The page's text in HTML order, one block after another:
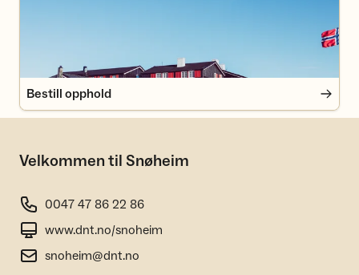
Bestill opphold
Velkommen til Snøheim
0047 47 86 22 86
www.dnt.no/snoheim
snoheim@dnt.no